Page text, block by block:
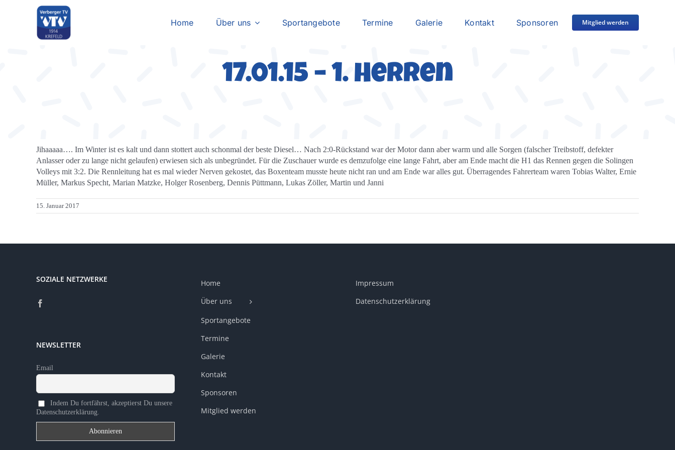
Home Über uns Sportangebote Termine Galerie Kontakt Sponsoren Mitglied werden
17.01.15 – 1. Herren
Jihaaaaa…. Im Winter ist es kalt und dann stottert auch schonmal der beste Diesel… Nach 2:0-Rückstand war der Motor dann aber warm und alle Sorgen (falscher Treibstoff, defekter
Anlasser oder zu lange nicht gelaufen) erwiesen sich als unbegründet. Für die Zuschauer wurde es demzufolge eine lange Fahrt, aber am Ende macht die H1 das Rennen gegen die Solingen
Volleys mit 3:2. Die Rennleitung hat es mal wieder Nerven gekostet, das Boxenteam musste heute nicht ran und am Ende war alles gut. Überragendes Fahrerteam waren Tobias Walter, Ernie
Müller, Markus Specht, Marian Matzke, Holger Rosenberg, Dennis Püttmann, Lukas Zöller, Martin und Janni
15. Januar 2017
SOZIALE NETZWERKE
NEWSLETTER
Email
Indem Du fortfährst, akzeptierst Du unsere
Datenschutzerklärung.
Home
Über uns
Sportangebote
Termine
Galerie
Kontakt
Sponsoren
Mitglied werden
Impressum
Datenschutzerklärung